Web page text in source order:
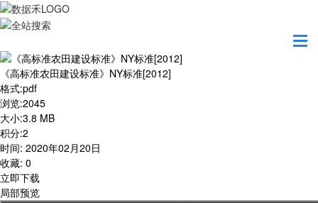
《高标准农田建设标准》NY标准[2012]
格式:pdf
浏览:2045
大小:3.8 MB
积分:2
时间: 2020年02月20日
收藏: 0
立即下载
局部预览